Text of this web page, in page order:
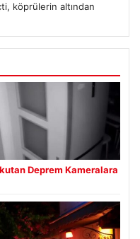
köprülerin altından
Deprem Kameralara